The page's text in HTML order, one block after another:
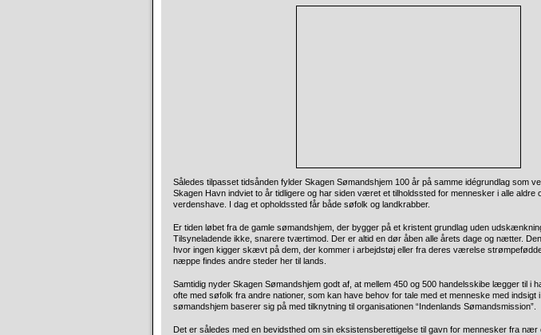
Således tilpasset tidsånden fylder Skagen Sømandshjem 100 år på samme idégrundlag som
Skagen Havn indviet to år tidligere og har siden været et tilholdssted for mennesker i alle aldre
verdenshave. I dag et opholdssted får både søfolk og landkrabber.
Er tiden løbet fra de gamle sømandshjem, der bygger på et kristent grundlag uden
Tilsyneladende ikke, snarere tværtimod. Der er altid en dør åben alle årets dage og nætter.
hvor ingen kigger skævt på dem, der kommer i arbejdstøj eller fra deres værelse
næppe findes andre steder her til lands.
Samtidig nyder Skagen Sømandshjem godt af, at mellem 450 og 500 handelsskibe lægger til i
ofte med søfolk fra andre nationer, som kan have behov for tale med et menneske med indsigt
sømandshjem baserer sig på med tilknytning til organisationen “Indenlands Sømandsmission”.
Det er således med en bevidsthed om sin eksistensberettigelse til gavn for mennesker fra nær